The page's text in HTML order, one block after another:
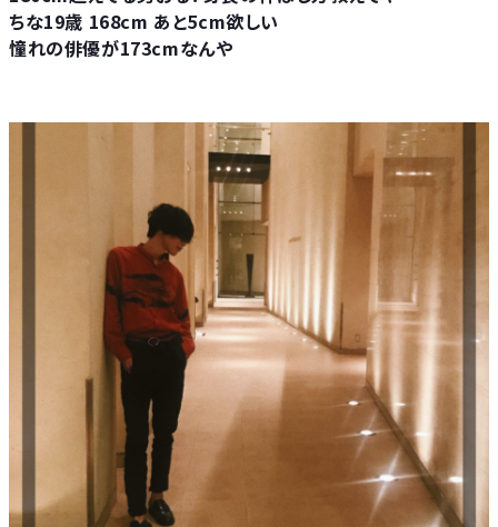
ちな19歳 168cm あと5cm欲しい
憧れの俳優が173cmなんや